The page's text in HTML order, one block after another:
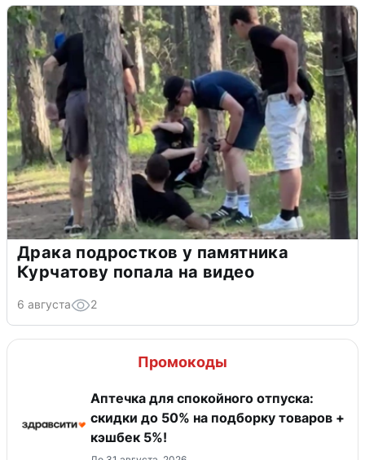
Драка подростков у памятника
Курчатову попала на видео
6 августа 2
Промокоды
Аптечка для спокойного отпуска:
скидки до 50% на подборку товаров +
кэшбек 5%!